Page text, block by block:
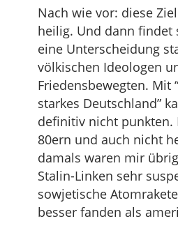
Nach wie vor: diese
heilig. Und dann findet
eine Unterscheidung
völkischen Ideologen
Friedensbewegten. Mit
starkes Deutschland”
definitiv nicht punkten.
80ern und auch nicht
damals waren mir
Stalin-Linken sehr
sowjetische
besser fanden als